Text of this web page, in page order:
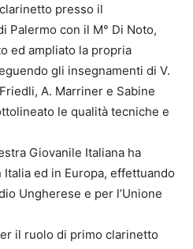
presso il
Palermo con il M° Di Noto,
ed ampliato la propria
gli insegnamenti di V.
A. Marriner e Sabine
le qualità tecniche e
Giovanile Italiana ha
ed in Europa, effettuando
Ungherese e per l’Unione
il ruolo di primo clarinetto